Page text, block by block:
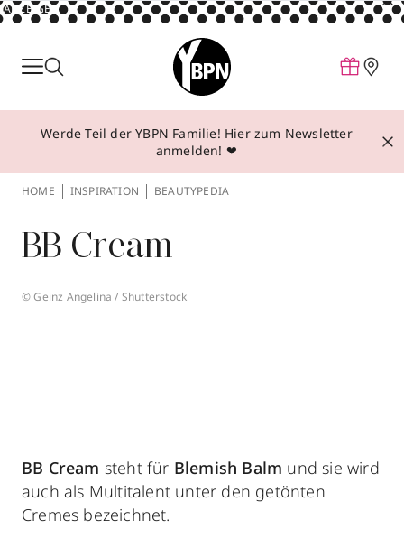
ANZEIGE
Parfum
Make-up
Behandlungen
Über YBPN
Aktionen
Werde Teil der YBPN Familie! Hier zum Newsletter
anmelden! ❤
HOME INSPIRATION BEAUTYPEDIA
BB Cream
© Geinz Angelina / Shutterstock
BB Cream steht für Blemish Balm und sie wird
auch als Multitalent unter den getönten
Cremes bezeichnet.